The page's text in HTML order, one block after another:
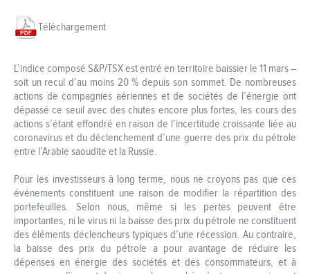
Téléchargement
L’indice composé S&P/TSX est entré en territoire baissier le 11 mars –
soit un recul d’au moins 20 % depuis son sommet. De nombreuses
actions de compagnies aériennes et de sociétés de l’énergie ont
dépassé ce seuil avec des chutes encore plus fortes, les cours des
actions s’étant effondré en raison de l’incertitude croissante liée au
coronavirus et du déclenchement d’une guerre des prix du pétrole
entre l’Arabie saoudite et la Russie.
Pour les investisseurs à long terme, nous ne croyons pas que ces
événements constituent une raison de modifier la répartition des
portefeuilles. Selon nous, même si les pertes peuvent être
importantes, ni le virus ni la baisse des prix du pétrole ne constituent
des éléments déclencheurs typiques d’une récession. Au contraire,
la baisse des prix du pétrole a pour avantage de réduire les
dépenses en énergie des sociétés et des consommateurs, et à